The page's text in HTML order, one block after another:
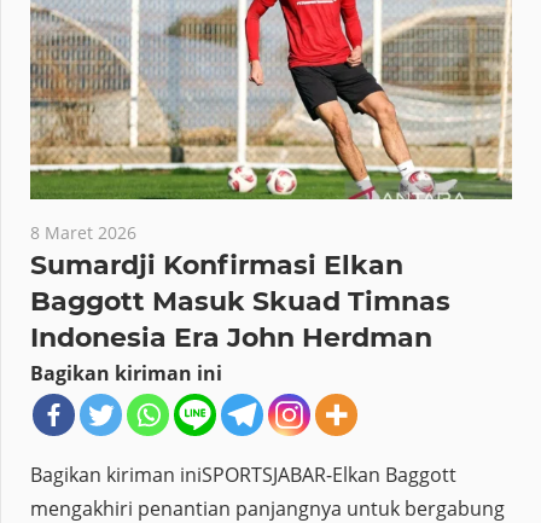
8 Maret 2026
Sumardji Konfirmasi Elkan
Baggott Masuk Skuad Timnas
Indonesia Era John Herdman
Bagikan kiriman ini
Bagikan kiriman iniSPORTSJABAR-Elkan Baggott
mengakhiri penantian panjangnya untuk bergabung